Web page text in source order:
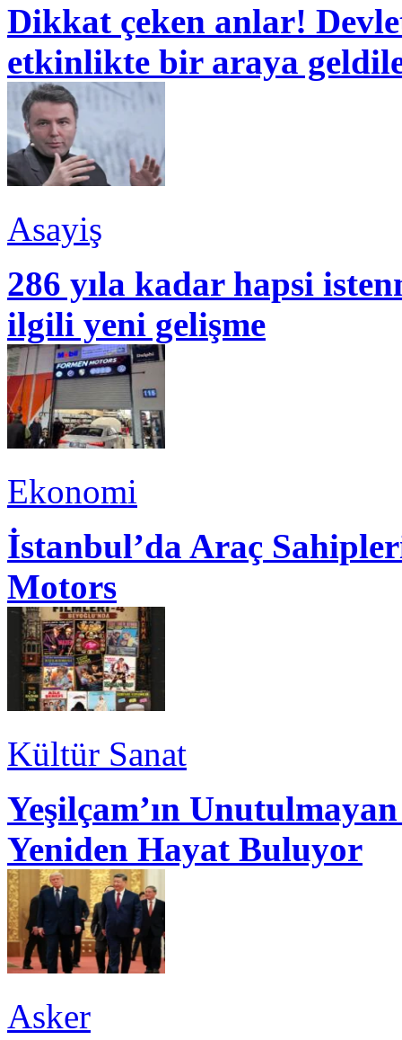
Dikkat çeken anlar!
etkinlikte bir araya
Asayiş
286 yıla kadar hapsi
ilgili yeni gelişme
Ekonomi
İstanbul’da Araç
Motors
Kültür Sanat
Yeşilçam’ın
Yeniden Hayat Buluyor
Asker